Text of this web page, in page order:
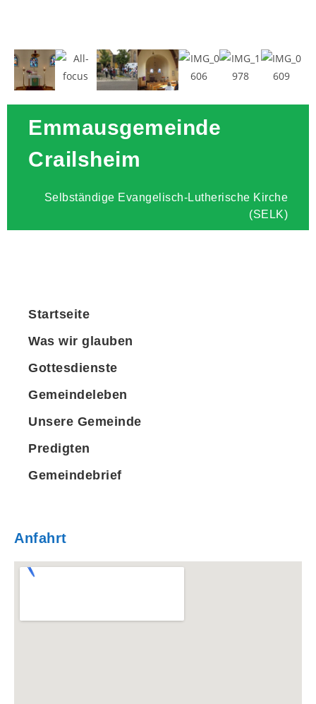
Emmausgemeinde
Crailsheim
Selbständige Evangelisch-Lutherische Kirche
(SELK)
Startseite
Was wir glauben
Gottesdienste
Gemeindeleben
Unsere Gemeinde
Predigten
Gemeindebrief
Anfahrt